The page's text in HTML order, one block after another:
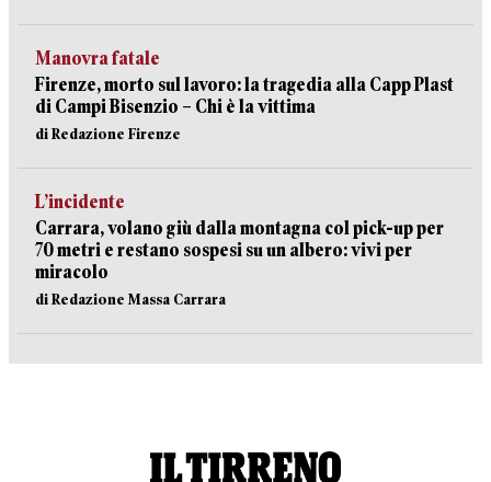
Manovra fatale
Firenze, morto sul lavoro: la tragedia alla Capp Plast
di Campi Bisenzio – Chi è la vittima
di Redazione Firenze
L’incidente
Carrara, volano giù dalla montagna col pick-up per
70 metri e restano sospesi su un albero: vivi per
miracolo
di Redazione Massa Carrara